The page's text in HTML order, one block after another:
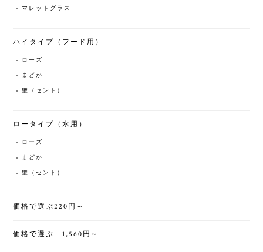
マレットグラス
ハイタイプ（フード用）
ローズ
まどか
聖（セント）
ロータイプ（水用）
ローズ
まどか
聖（セント）
価格で選ぶ220円～
価格で選ぶ 1,560円～